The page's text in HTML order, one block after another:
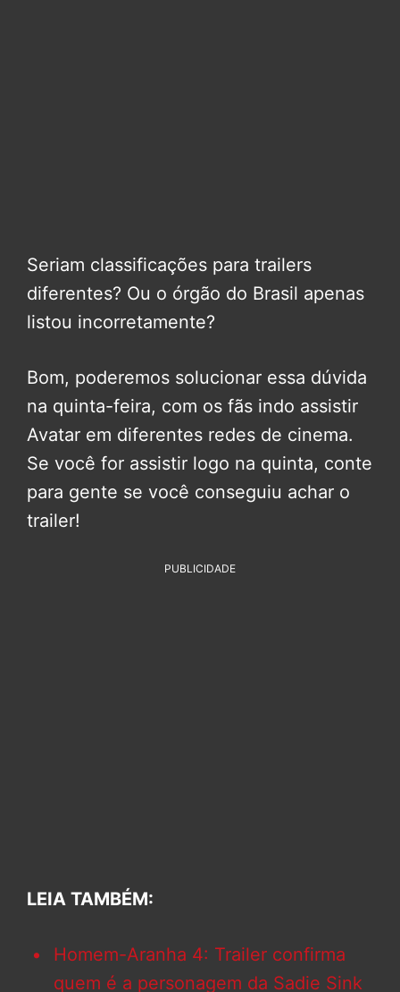
Seriam classificações para trailers
diferentes? Ou o órgão do Brasil apenas
listou incorretamente?
Bom, poderemos solucionar essa dúvida
na quinta-feira, com os fãs indo assistir
Avatar em diferentes redes de cinema.
Se você for assistir logo na quinta, conte
para gente se você conseguiu achar o
trailer!
PUBLICIDADE
LEIA TAMBÉM:
Homem-Aranha 4: Trailer confirma
quem é a personagem da Sadie Sink